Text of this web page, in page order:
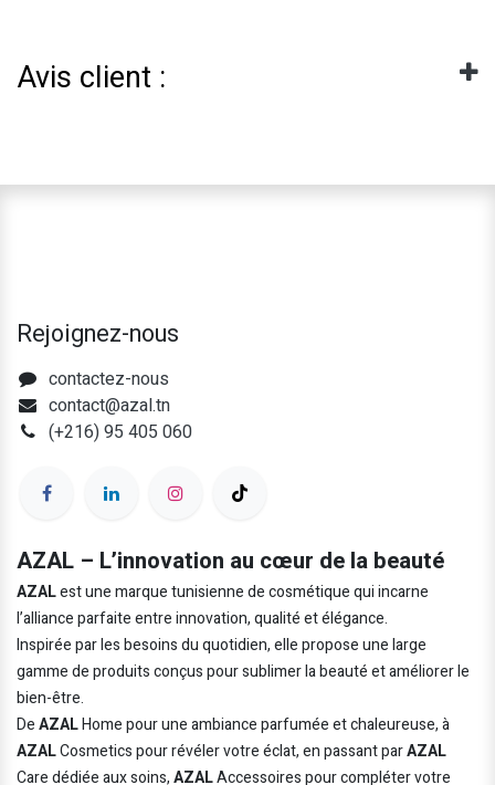
Avis client :
Rejoignez-nous
contactez-nous
contact@azal.tn
(+216) 95 405 060
AZAL – L’innovation au cœur de la beauté
AZALest une marque tunisienne de cosmétique qui incarne
l’alliance parfaite entre innovation, qualité et élégance.
Inspirée par les besoins du quotidien, elle propose une large
gamme de produits conçus pour sublimer la beauté et améliorer le
bien-être.
DeAZALHome pour une ambiance parfumée et chaleureuse, à
AZALCosmetics pour révéler votre éclat, en passant parAZAL
Care dédiée aux soins,AZALAccessoires pour compléter votre